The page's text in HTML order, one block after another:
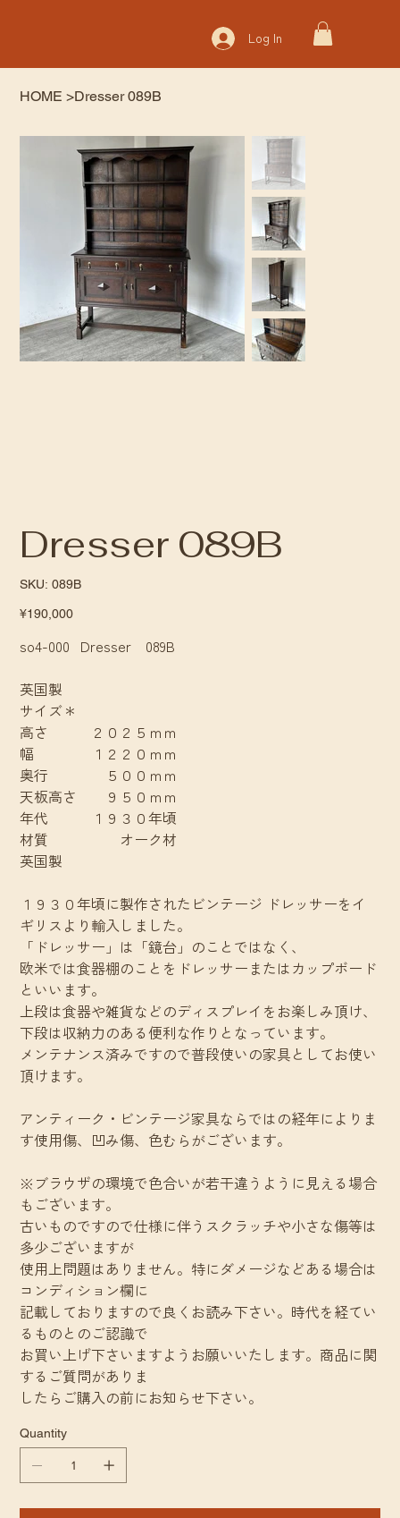
Log In
HOME >Dresser 089B
Dresser 089B
SKU: SKU
089B
089B
Price
¥190,000
so4-000 Dresser 089B
英国製
サイズ＊
高さ ２０２５ｍｍ
幅 １２２０ｍｍ
奥行 ５００ｍｍ
天板高さ ９５０ｍｍ
年代 １９３０年頃
材質 オーク材
英国製
１９３０年頃に製作されたビンテージ ドレッサーをイ
ギリスより輸入しました。
「ドレッサー」は「鏡台」のことではなく、
欧米では食器棚のことをドレッサーまたはカップボード
といいます。
上段は食器や雑貨などのディスプレイをお楽しみ頂け、
下段は収納力のある便利な作りとなっています。
メンテナンス済みですので普段使いの家具としてお使い
頂けます。
アンティーク・ビンテージ家具ならではの経年によりま
す使用傷、凹み傷、色むらがございます。
※ブラウザの環境で色合いが若干違うように見える場合
もございます。
古いものですので仕様に伴うスクラッチや小さな傷等は
多少ございますが
使用上問題はありません。特にダメージなどある場合は
コンディション欄に
記載しておりますので良くお読み下さい。時代を経てい
るものとのご認識で
お買い上げ下さいますようお願いいたします。商品に関
するご質問がありま
したらご購入の前にお知らせ下さい。
Quantity